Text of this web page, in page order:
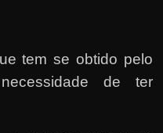
tem se obtido pelo
de ter